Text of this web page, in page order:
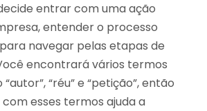
entrar com uma ação
entender o processo
navegar pelas etapas de
encontrará vários termos
“réu” e “petição”, então
esses termos ajuda a